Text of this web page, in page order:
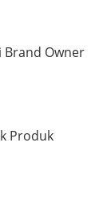
Brand Owner
Produk